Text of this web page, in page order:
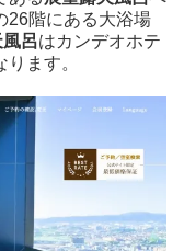
階にある大浴場
呂はカンデオホテ
ます。